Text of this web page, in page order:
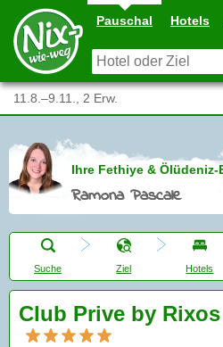
Pauschal Hotels
11.8.–9.11., 2 Erw.
Ihre Fethiye & Ölüdeniz-
Ramona Pascale
Suche Ziel Hotels
Club Prive by